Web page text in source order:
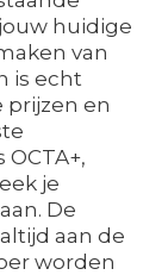
huidige
van
is echt
prijzen en
je
De
aan de
worden